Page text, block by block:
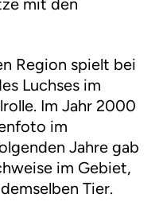
Region spielt bei
Luchses im
Im Jahr 2000
im
Jahre gab
im Gebiet,
Tier.